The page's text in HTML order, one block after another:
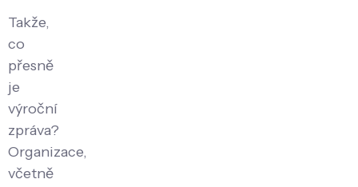
Takže,
co
přesně
je
výroční
zpráva?
Organizace,
včetně